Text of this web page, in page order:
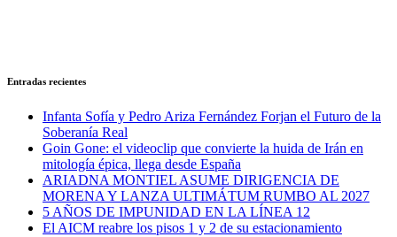
Entradas recientes
Infanta Sofía y Pedro Ariza Fernández Forjan el Futuro de la
Soberanía Real
Goin Gone: el videoclip que convierte la huida de Irán en
mitología épica, llega desde España
ARIADNA MONTIEL ASUME DIRIGENCIA DE
MORENA Y LANZA ULTIMÁTUM RUMBO AL 2027
5 AÑOS DE IMPUNIDAD EN LA LÍNEA 12
El AICM reabre los pisos 1 y 2 de su estacionamiento